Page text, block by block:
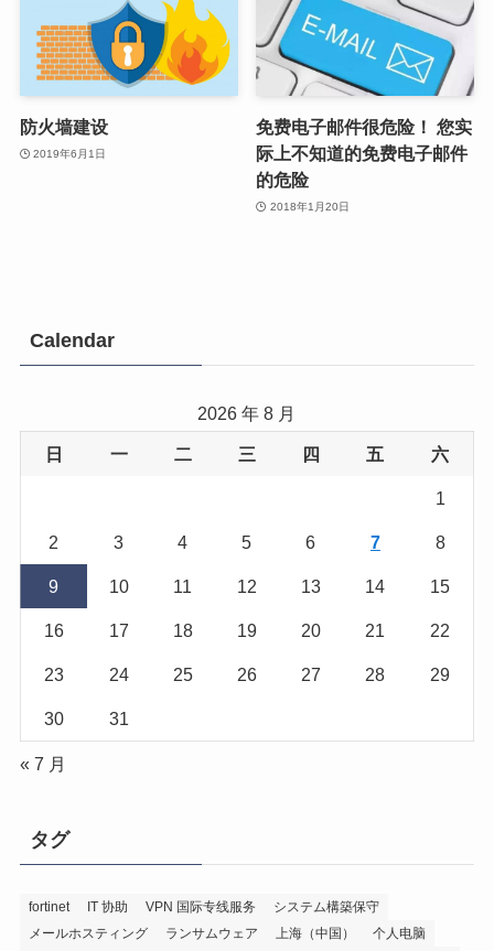
防火墙建设
2019年6月1日
免费电子邮件很危险！ 您实
际上不知道的免费电子邮件
的危险
2018年1月20日
Calendar
2026 年 8 月
日 一 二 三 四 五 六
1
2 3 4 5 6 7 8
9 10 11 12 13 14 15
16 17 18 19 20 21 22
23 24 25 26 27 28 29
30 31
« 7 月
タグ
fortinet IT 协助 VPN 国际专线服务
システム構築保守
メールホスティング
ランサムウェア 上海（中国）
个人电脑